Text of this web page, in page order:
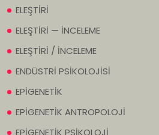
ELEŞTİRİ
ELEŞTİRİ — İNCELEME
ELEŞTİRİ / İNCELEME
ENDÜSTRİ PSİKOLOJİSİ
EPİGENETİK
EPİGENETİK ANTROPOLOJİ
EPİGENETİK PSİKOLOJİ